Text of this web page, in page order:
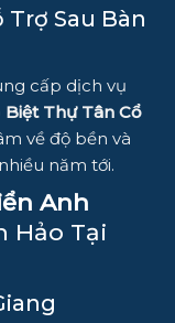
Trợ Sau Bàn
cấp dịch vụ
Biệt Thự Tân Cổ
về độ bền và
năm tới.
Anh
Hảo Tại